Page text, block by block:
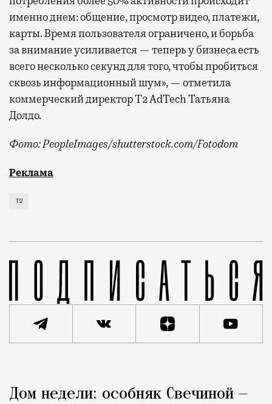
именно днем: общение, просмотр видео, платежи,
карты. Время пользователя ограничено, и борьба
за внимание усиливается — теперь у бизнеса есть
всего несколько секунд для того, чтобы пробиться
сквозь информационный шум», — отметила
коммерческий директор Т2 AdTech Татьяна
Долдо.
Фото: PeopleImages/shutterstock.com/Fotodom
Мобильный оператор Т2 изучил модели интернет-
Реклама
Т2
Город
Дом недели: особняк Свечиной —